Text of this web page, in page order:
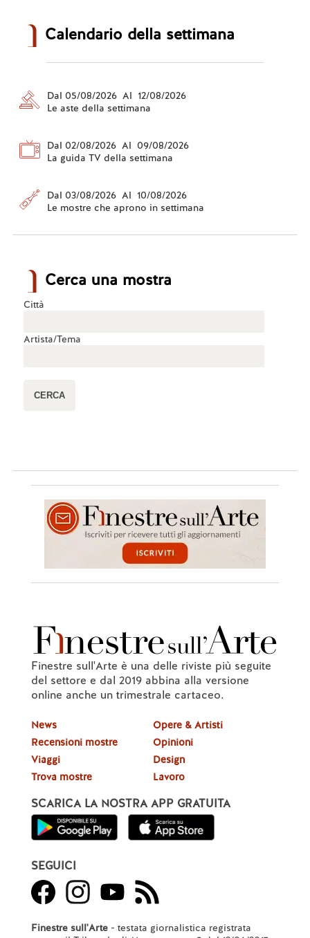
Calendario della settimana
Dal 05/08/2026 Al 12/08/2026
Le aste della settimana
Dal 02/08/2026 Al 09/08/2026
La guida TV della settimana
Dal 03/08/2026 Al 10/08/2026
Le mostre che aprono in settimana
Cerca una mostra
Città
Artista/Tema
Finestre sull'Arte è una delle riviste più seguite
del settore e dal 2019 abbina alla versione
online anche un trimestrale cartaceo.
News
Recensioni mostre
Viaggi
Trova mostre
Opere & Artisti
Opinioni
Design
Lavoro
SCARICA LA NOSTRA APP GRATUITA
SEGUICI
Finestre sull'Arte- testata giornalistica registrata